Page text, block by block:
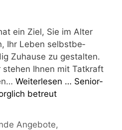
ein Ziel, Sie im Alter
Ihr Leben selbst­be­
Zuhau­se zu gestal­ten.
ste­hen Ihnen mit Tat­kraft
Wei­ter­le­sen … Seni­or­
betreut
Angebote,